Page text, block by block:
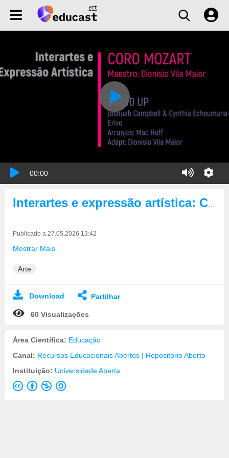
00:00
Publicado a 27.05.2026 13:42
Mostrar Mais
Arte
Download Partilhar
60 Visualizações
Área Científica: Educação
Canal: Recursos Educacionais Abertos | Repositório Aberto
Instituição: Universidade Aberta